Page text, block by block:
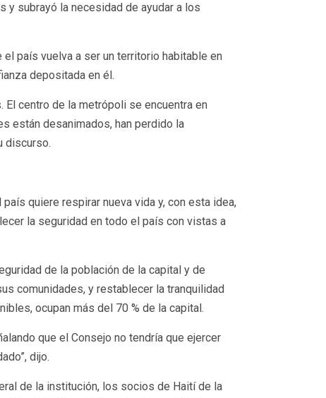
y subrayó la necesidad de ayudar a los
el país vuelva a ser un territorio habitable en
depositada en él.
centro de la metrópoli se encuentra en
están desanimados, han perdido la
discurso.
quiere respirar nueva vida y, con esta idea,
la seguridad en todo el país con vistas a
de la población de la capital y de
comunidades, y restablecer la tranquilidad
ocupan más del 70 % de la capital.
que el Consejo no tendría que ejercer
dijo.
de la institución, los socios de Haití de la